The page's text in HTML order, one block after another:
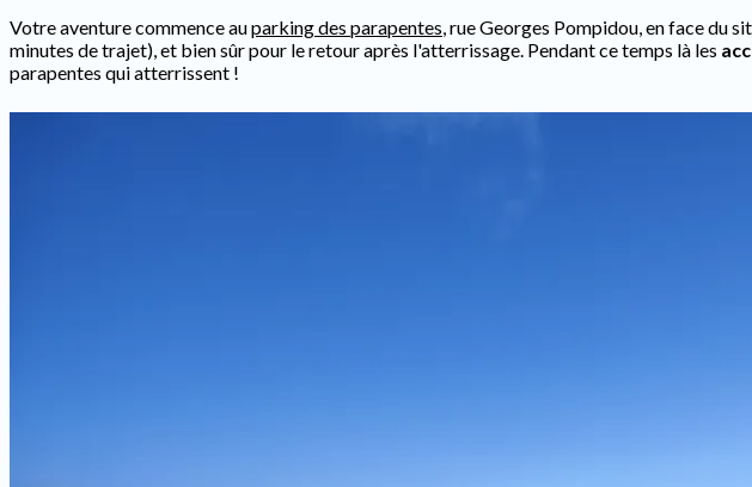
Votre aventure commence auparking des parapentes , rue Georges Pompidou, en face du
minutes de trajet), et bien sûr pour le retour après l'atterrissage. Pendant ce temps là les
parapentes qui atterrissent !